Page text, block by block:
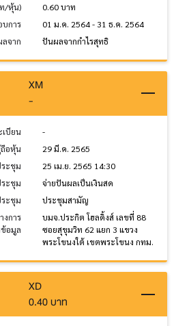
/หุ้น)
0.60 บาท
บการ
01 ม.ค. 2564 - 31 ธ.ค. 2564
จาก
ปันผลจากกำไรสุทธิ
XM
-
บียน
-
อหุ้น
29 มี.ค. 2565
ะชุม
25 เม.ย. 2565 14:30
ระชุม
จ่ายปันผลเป็นเงินสด
ะชุม
ประชุมสามัญ
การ
อมูล
บมจ.ประกิต โฮลดิ้งส์ เลขที่ 88
ซอยสุขุมวิท 62 แยก 3 แขวง
พระโขนงใต้ เขตพระโขนง กทม.
XD
0.40 บาท